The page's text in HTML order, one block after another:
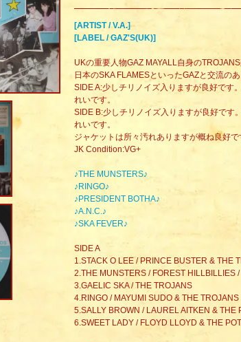
[ARTIST / V.A.]
[LABEL / GAZ'S(UK)]
UKの重要人物GAZ MAYALL自身の
日本のSKA FLAMESといったGAZと交流の
SIDE A:少しチリノイズ入りますが良好です
れいです。
SIDE B:少しチリノイズ入りますが良好です
れいです。
ジャケットは所々汚れありますが概ね良好で
JK Condition:VG+
♪THE MUNSTERS♪
♪RINGO♪
♪PRESIDENT BOTHA♪
♪A.N.C.♪
♪SKA FEVER♪
SIDE A
1.STACK O LEE / PRINCE BUSTER & THE
2.THE MUNSTERS / FOREST HILLBILLIES /
3.GAELIC SKA / THE TROJANS
4.RINGO / MAYUMI SUDO & THE TROJANS
5.SALLY BROWN / LAUREL AITKEN & THE
6.SWEET LADY / FLOYD LLOYD & THE